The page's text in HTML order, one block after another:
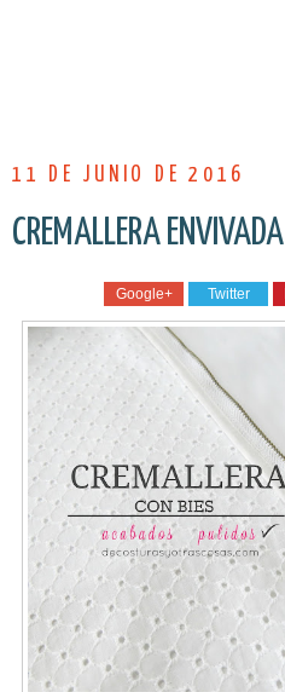
11 DE JUNIO DE 2016
CREMALLERA ENVIVADA
Google+ Twitter